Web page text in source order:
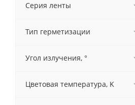
Серия ленты
Тип герметизации
Угол излучения, °
Цветовая температура, K